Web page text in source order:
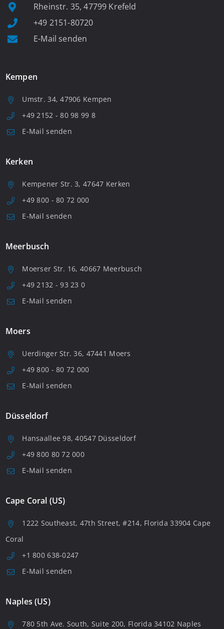
Rheinstr. 35, 47799 Krefeld
+49 2151-80720
E-Mail senden
Kempen
Umstr. 34, 47906 Kempen
+49 2152 - 80 98 99 8
E-Mail senden
Kerken
Kempener Str. 3, 47647 Kerken
+49 800 - 80 72 000
E-Mail senden
Meerbusch
Moerser Str. 16, 40667 Meerbusch
+49 2132 - 93 23 0
E-Mail senden
Moers
Uerdinger Str. 36, 47441 Moers
+49 800 - 80 72 000
E-Mail senden
Düsseldorf
Hansaallee 98, 40547 Düsseldorf
+49 800 80 72 000
E-Mail senden
Cape Coral (US)
1222 Southeast, 47th Street, #214, Florida 33904 Cape
Coral
+1 800 638-0247
E-Mail senden
Naples (US)
780 5th Ave. South, Suite 200, Florida 34102 Naples